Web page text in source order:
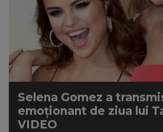
Selena Gomez a
emoționant de ziua lui
VIDEO